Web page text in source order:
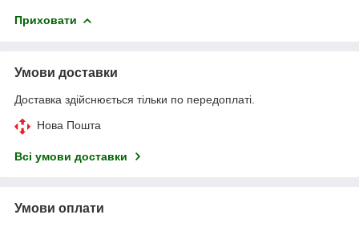
Приховати
Умови доставки
Доставка здійснюється тільки по передоплаті.
Нова Пошта
Всі умови доставки
Умови оплати